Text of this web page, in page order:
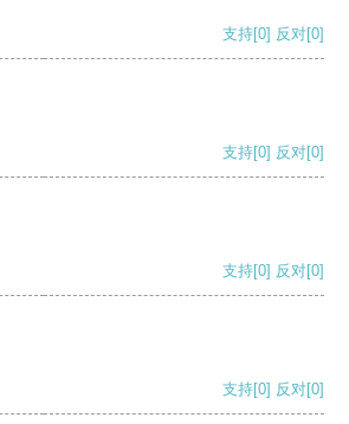
支持[0] 反对[0]
支持[0] 反对[0]
支持[0] 反对[0]
支持[0] 反对[0]